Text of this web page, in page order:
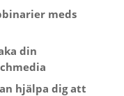
meds
din
hjälpa dig att